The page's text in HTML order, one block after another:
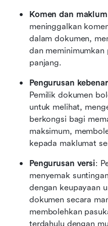
Komen dan
meninggalkan
dalam dokumen,
dan
panjang.
Pengurusan
Pemilik dokumen
untuk melihat,
berkongsi bagi
maksimum,
kepada maklumat
Pengurusan versi:
menyemak
dengan keupayaan
dokumen secara
membolehkan
terdahulu dengan